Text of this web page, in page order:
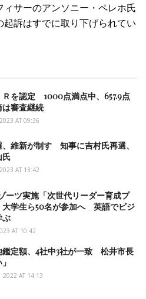
サーのアンソニー・ペレホ氏
訴はすでに取り下げられてい
Ｒを認定 1000点満点中、657.9点
審査継続
AT 09:36
維新が制す 知事に吉村氏再選、
氏
AT 13:42
ーツ実施「次世代リーダー育成プ
学生ら50名が参加へ 英語でビジ
ぶ
AT 10:42
鑑定額、4社中3社が一致 松井市長
2022 AT 14:13